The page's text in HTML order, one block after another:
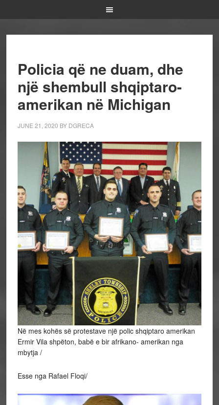
Policia që ne duam, dhe
një shembull shqiptaro-
amerikan në Michigan
JUNE 21, 2020 BY DGRECA
Në mes kohës së protestave një polic shqiptaro amerikan
Ermir Vila shpëton, babë e bir afrikano- amerikan nga
mbytja /
Esse nga Rafael Floqi/